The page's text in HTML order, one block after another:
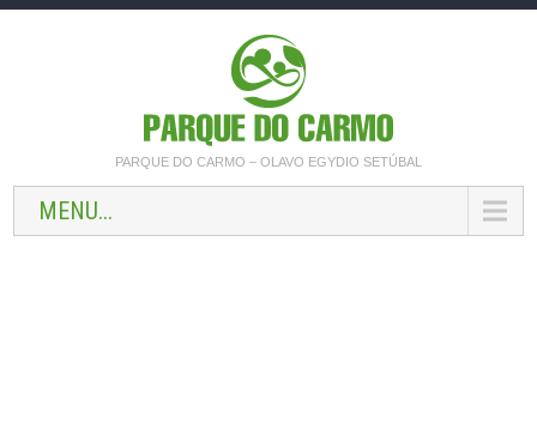
PARQUE DO CARMO – OLAVO EGYDIO SETÚBAL
MENU...